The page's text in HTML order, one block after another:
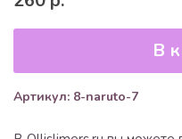
В
Артикул: 8-naruto-7